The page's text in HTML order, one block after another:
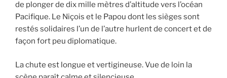
de plonger de dix mille mètres d’altitude vers l’océan
Pacifique. Le Niçois et le Papou dont les sièges sont
restés solidaires l’un de l’autre hurlent de concert et de
façon fort peu diplomatique.
La chute est longue et vertigineuse. Vue de loin la